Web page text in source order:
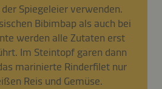
Spiegeleier verwenden.
Bibimbap als auch bei
werden alle Zutaten erst
Im Steintopf garen dann
marinierte Rinderfilet nur
Reis und Gemüse.